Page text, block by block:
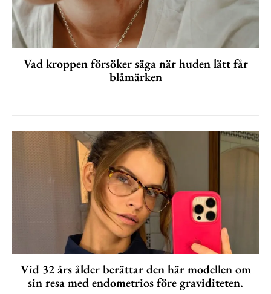
Vad kroppen försöker säga när huden lätt får
blåmärken
Vid 32 års ålder berättar den här modellen om
sin resa med endometrios före graviditeten.